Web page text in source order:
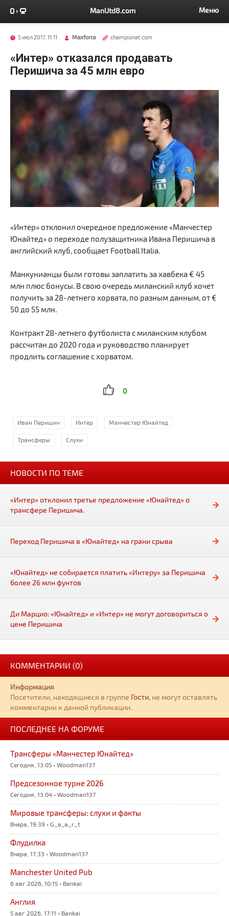
ManUtd8.com Меню
5 июл 2017, 11:11 Maxforce championat.com
«Интер» отказался продавать
Перишича за 45 млн евро
«Интер» отклонил очередное предложение «Манчестер
Юнайтед» о переходе полузащитника Ивана Перишича в
английский клуб, сообщает Football Italia.
Манкунианцы были готовы заплатить за хавбека € 45
млн плюс бонусы. В свою очередь миланский клуб хочет
получить за 28-летнего хорвата, по разным данным, от €
50 до 55 млн.
Контракт 28-летнего футболиста с миланским клубом
рассчитан до 2020 года и руководство планирует
продлить соглашение с хорватом.
0
Иван Перишич Интер Манчестер Юнайтед
Трансферы Слухи
НОВОСТИ ПО ТЕМЕ
«Интер» отклонил третье предложение «Юнайтед» о
трансфере Перишича.
Переход Перишича в «Юнайтед» на грани срыва
«Юнайтед» не собирается платить «Интеру» за Перишича
более 26 млн фунтов
Ди Марцио: «Юнайтед» и «Интер» не могут договориться о
цене Перишича
КОММЕНТАРИИ (0)
Информация
Посетители, находящиеся в группе Гости, не могут оставлять
комментарии к данной публикации.
ПОСЛЕДНЕЕ НА ФОРУМЕ
Трансферы «Манчестер Юнайтед»
Сегодня, 13:05 • Woodman137
Предсезонное турне 2026
Сегодня, 13:04 • Woodman137
Мировые трансферы: слухи и факты
Вчера, 19:39 • G_e_a_r_t
Флудилка
Вчера, 17:33 • Woodman137
Manchester United Pub
6 авг 2026, 10:15 • Bankai
Англия
5 авг 2026, 17:11 • Bankai